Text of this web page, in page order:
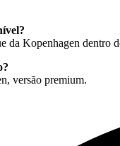
da Kopenhagen dentro
versão premium.